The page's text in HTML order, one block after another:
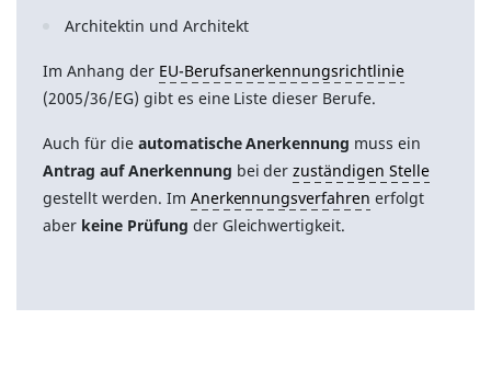
Architektin und Architekt
Im Anhang der EU-Berufsanerkennungsrichtlinie
(2005/36/EG) gibt es eine Liste dieser Berufe.
Auch für die automatische Anerkennung muss ein
Antrag auf Anerkennung bei derzuständigen Stelle
gestellt werden. Im Anerkennungsverfahren erfolgt
aber keine Prüfung der Gleichwertigkeit.